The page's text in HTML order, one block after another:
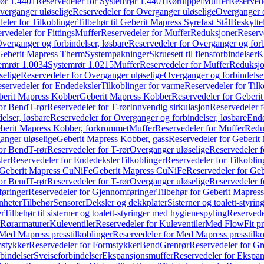
uløseligeReservedeler for Overganger uløseligeOverganger
for TilkoblingerTilbehør til Geberit Mapress Syrefast Stål
for FittingsMufferReservedeler for MufferReduksjoner
og forbindelser, løsbareReservedeler for Overganger og
Mapress ThermSystempakningerSkruesett til flensforbindelser
1.0034Systemrør 1.0215MufferReservedeler for Muffer
Reservedeler for Overganger uløseligeOverganger og
for EndedekslerTilkoblinger for varmeReservedeler for
Mapress KobberGeberit Mapress KobberReservedeler for
BendT-rørReservedeler for T-rørInnvendig sirkulasjonReservedeler
løsbareReservedeler for Overganger og forbindelser, løsbare
Mapress Kobber, forkrommetMufferReservedeler for Muffer
uløseligeGeberit Mapress Kobber, gassReservedeler for Geberit
BendT-rørReservedeler for T-rørOverganger uløseligeReservedeler
Reservedeler for EndedekslerTilkoblingerReservedeler for
Mapress CuNiFeGeberit Mapress CuNiFeReservedeler for
BendT-rørReservedeler for T-rørOverganger uløseligeReservedeler
Reservedeler for GjennomføringerTilbehør for Geberit
TilbehørSensorerDeksler og dekkplaterSisterner og toalett-
Tilbehør til sisterner og toalett-styringer med hygienespyling
RørarmaturerKuleventilerReservedeler for KuleventilerMed FlowFit
Mapress presstilkoblingerReservedeler for Med Mapress
Reservedeler for FormstykkerBendGrenrørReservedeler for
SveiseforbindelserEkspansjonsmufferReservedeler for